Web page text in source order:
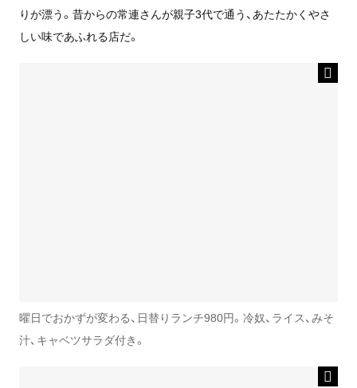
りが漂う。昔からの常連さんが親子3代で通う、あたたかくやさ
しい味であふれる店だ。
曜日でおかずが変わる、日替りランチ980円。冷奴、ライス、みそ
汁、キャベツサラダ付き。